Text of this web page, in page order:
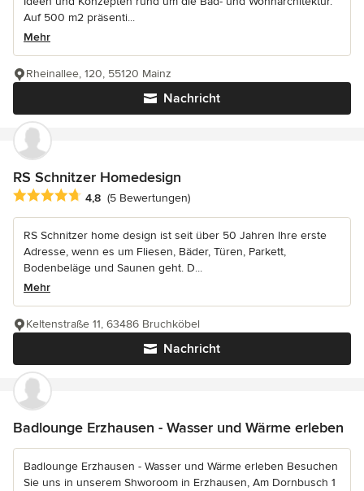
Auf 500 m2 präsenti...
Mehr
Nachricht
Rheinallee, 120, 55120 Mainz
RS Schnitzer Homedesign
Durchschnittliche Bewertung: 4.8 von 5 Sternen
4,8 (5 Bewertungen)
RS Schnitzer home design ist seit über 50 Jahren Ihre erste
Adresse, wenn es um Fliesen, Bäder, Türen, Parkett,
Bodenbeläge und Saunen geht. D...
Mehr
Nachricht
Keltenstraße 11, 63486 Bruchköbel
Badlounge Erzhausen - Wasser und Wärme erleben
Badlounge Erzhausen - Wasser und Wärme erleben Besuchen
Sie uns in unserem Shworoom in Erzhausen, Am Dornbusch 1